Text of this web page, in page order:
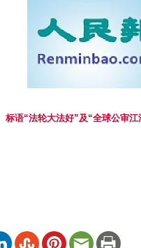
标语“法轮大法好”及“全球公审江